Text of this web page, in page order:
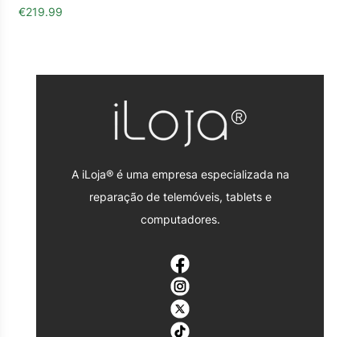
€219.99
A iLoja® é uma empresa especializada na
reparação de telemóveis, tablets e
computadores.